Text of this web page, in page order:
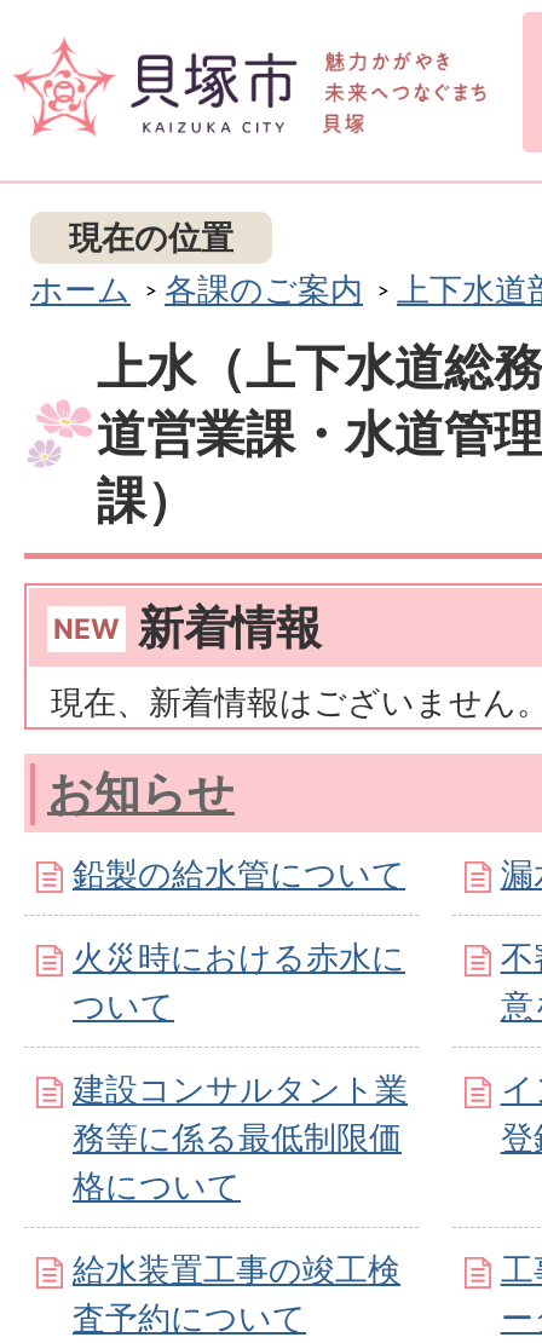
現在の位置
ホーム
各課のご案内 上下水道
上水（上下水道総
道営業課・水道管
課）
新着情報
現在、新着情報はございません
お知らせ
鉛製の給水管について 漏
火災時における赤水に
ついて
不
意
建設コンサルタント業
務等に係る最低制限価
格について
登
給水装置工事の竣工検
査予約について
工